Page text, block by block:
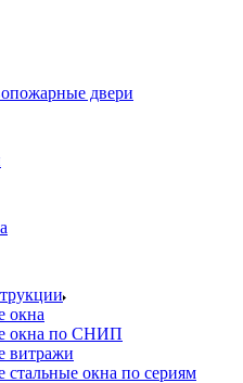
двери
окна
окна по СНИП
витражи
стальные окна по сериям